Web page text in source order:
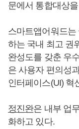
문에서 통합대상
스마트앱어워드는
하는 국내 최고 권
완성도를 갖춘 우
은 사용자 편의성
인터페이스(UI) 혁
정진완은 내부 업
화하고 있다.